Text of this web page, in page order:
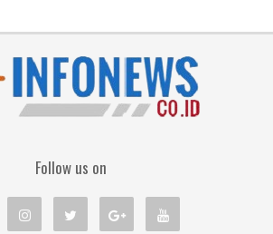
Follow us on